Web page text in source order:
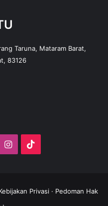
Taruna, Mataram Barat,
83126
Instagram
Privasi · Pedoman Hak